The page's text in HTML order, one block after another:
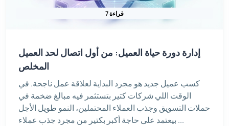
7 قراءة
إدارة دورة حياة العميل: من أول اتصال لحد العميل
المخلص
كسب عميل جديد هو مجرد البداية لعلاقة عمل ناجحة. في
الوقت اللي شركات كتير بتستثمر فيه مبالغ ضخمة في
حملات التسويق وجذب العملاء المحتملين، النمو طويل الأجل
بيعتمد على حاجة أكبر بكتير من مجرد جذب عملاء ...